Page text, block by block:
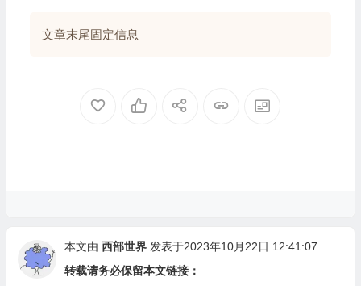
文章末尾固定信息
本文由 西部世界 发表于2023年10月22日 12:41:07
转载请务必保留本文链接：